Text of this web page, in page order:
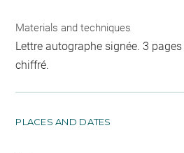
Materials and techniques
Lettre autographe signée. 3
chiffré.
PLACES AND DATES